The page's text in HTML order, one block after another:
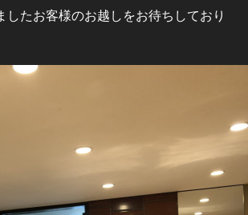
したお客様のお越しをお待ちしており